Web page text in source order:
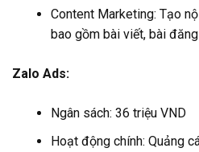
Content Marketing: Tạo
bao gồm bài viết, bài
Zalo Ads:
Ngân sách: 36 triệu VND
Hoạt động chính: Quảng